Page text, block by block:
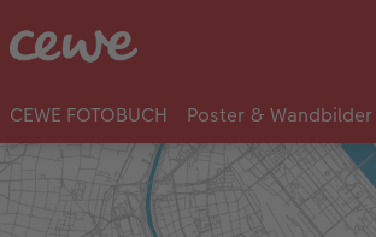
CEWE FOTOBUCH Poster & Wandbilder